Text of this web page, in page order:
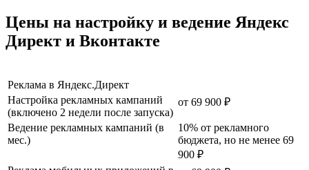
Цены на настройку и ведение Яндекс
Директ и Вконтакте
Реклама в Яндекс.Директ
Настройка рекламных кампаний
(включено 2 недели после запуска)
от 69 900 ₽
Ведение рекламных кампаний (в
мес.)
10% от рекламного
бюджета, но не менее 69
900 ₽